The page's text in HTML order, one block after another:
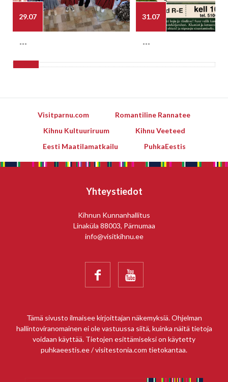
29.07
---
31.07
---
Visitparnu.com
Romantiline Rannatee
Kihnu Kultuuriruum
Kihnu Veeteed
Eesti Maatilamatkailu
PuhkaEestis
Yhteystiedot
Kihnun Kunnanhallitus
Linaküla 88003, Pärnumaa
info@visitkihnu.ee
 
Tämä sivusto ilmaisee kirjoittajan näkemyksiä. Ohjelman
hallintoviranomainen ei ole vastuussa siitä, kuinka näitä tietoja
voidaan käyttää. Tietojen esittämiseksi on käytetty
puhkaeestis.ee / visitestonia.com tietokantaa.